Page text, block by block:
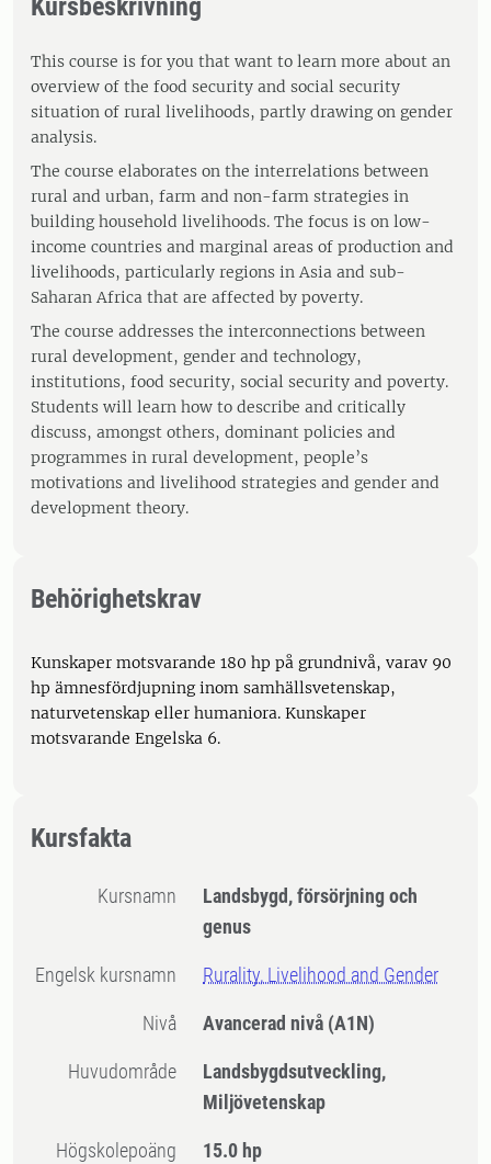
Kursbeskrivning
This course is for you that want to learn more about an
overview of the food security and social security
situation of rural livelihoods, partly drawing on gender
analysis.
The course elaborates on the interrelations between
rural and urban, farm and non-farm strategies in
building household livelihoods. The focus is on low-
income countries and marginal areas of production and
livelihoods, particularly regions in Asia and sub-
Saharan Africa that are affected by poverty.
The course addresses the interconnections between
rural development, gender and technology,
institutions, food security, social security and poverty.
Students will learn how to describe and critically
discuss, amongst others, dominant policies and
programmes in rural development, people’s
motivations and livelihood strategies and gender and
development theory.
Behörighetskrav
Kunskaper motsvarande 180 hp på grundnivå, varav 90
hp ämnesfördjupning inom samhällsvetenskap,
naturvetenskap eller humaniora. Kunskaper
motsvarande Engelska 6.
Kursfakta
Kursnamn
Landsbygd, försörjning och
genus
Engelsk kursnamn Rurality, Livelihood and Gender
Nivå Avancerad nivå (A1N)
Huvudområde
Landsbygdsutveckling,
Miljövetenskap
högskolepoäng 15.0 hp